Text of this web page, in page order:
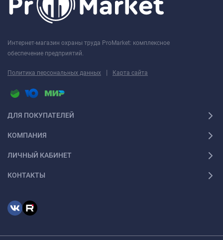
Интернет-магазин охраны труда ProMarket: комплексное
обеспечение предприятий.
Политика персональных данных | Карта сайта
ДЛЯ ПОКУПАТЕЛЕЙ
КОМПАНИЯ
ЛИЧНЫЙ КАБИНЕТ
КОНТАКТЫ